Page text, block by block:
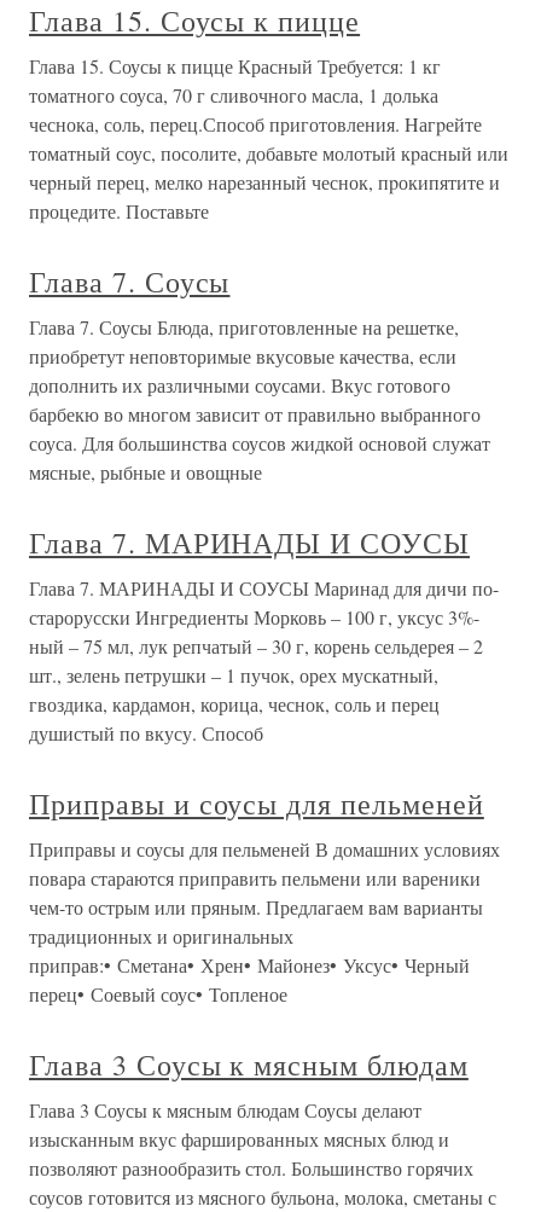
Глава 15. Соусы к пицце
Глава 15. Соусы к пицце Красный Требуется: 1 кг
томатного соуса, 70 г сливочного масла, 1 долька
чеснока, соль, пеpец.Способ приготовления. Hагpейте
томатный соус, посолите, добавьте молотый кpасный или
чеpный пеpец, мелко нарезанный чеснок, пpокипятите и
пpоцедите. Поставьте
Глава 7. Соусы
Глава 7. Соусы Блюда, приготовленные на решетке,
приобретут неповторимые вкусовые качества, если
дополнить их различными соусами. Вкус готового
барбекю во многом зависит от правильно выбранного
соуса. Для большинства соусов жидкой основой служат
мясные, рыбные и овощные
Глава 7. МАРИНАДЫ И СОУСЫ
Глава 7. МАРИНАДЫ И СОУСЫ Маринад для дичи по-
старорусски Ингредиенты Морковь – 100 г, уксус 3%-
ный – 75 мл, лук репчатый – 30 г, корень сельдерея – 2
шт., зелень петрушки – 1 пучок, орех мускатный,
гвоздика, кардамон, корица, чеснок, соль и перец
душистый по вкусу. Способ
Приправы и соусы для пельменей
Приправы и соусы для пельменей В домашних условиях
повара стараются приправить пельмени или вареники
чем-то острым или пряным. Предлагаем вам варианты
традиционных и оригинальных
приправ:• Сметана• Хрен• Майонез• Уксус• Черный
перец• Соевый соус• Топленое
Глава 3 Соусы к мясным блюдам
Глава 3 Соусы к мясным блюдам Соусы делают
изысканным вкус фаршированных мясных блюд и
позволяют разнообразить стол. Большинство горячих
соусов готовится из мясного бульона, молока, сметаны с